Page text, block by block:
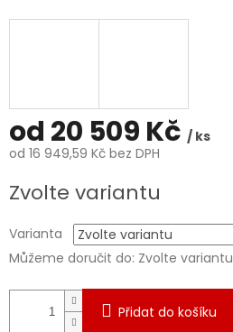
od 20 509 Kč / ks
od 16 949,59 Kč bez DPH
cena:
Zvolte variantu
Varianta
Můžeme doručit do: Zvolte variantu
Přidat do košíku